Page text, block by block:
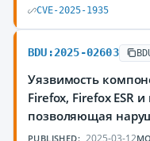
CVE-2025-1935
BDU:2025-02603
Уязвимость
Firefox, Firefox ESR
позволяющая
PUBLISHED: 2025-03-12